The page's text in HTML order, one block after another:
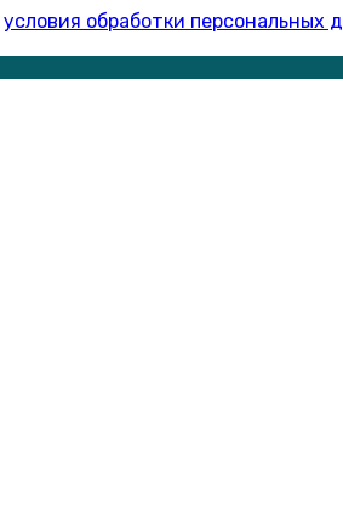
условия обработки персональных